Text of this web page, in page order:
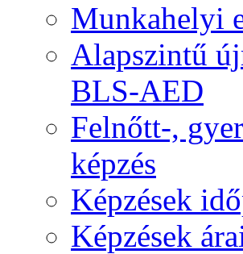
Munkahelyi
Alapszintű
BLS-AED
Felnőtt-,
képzés
Képzések
Képzések